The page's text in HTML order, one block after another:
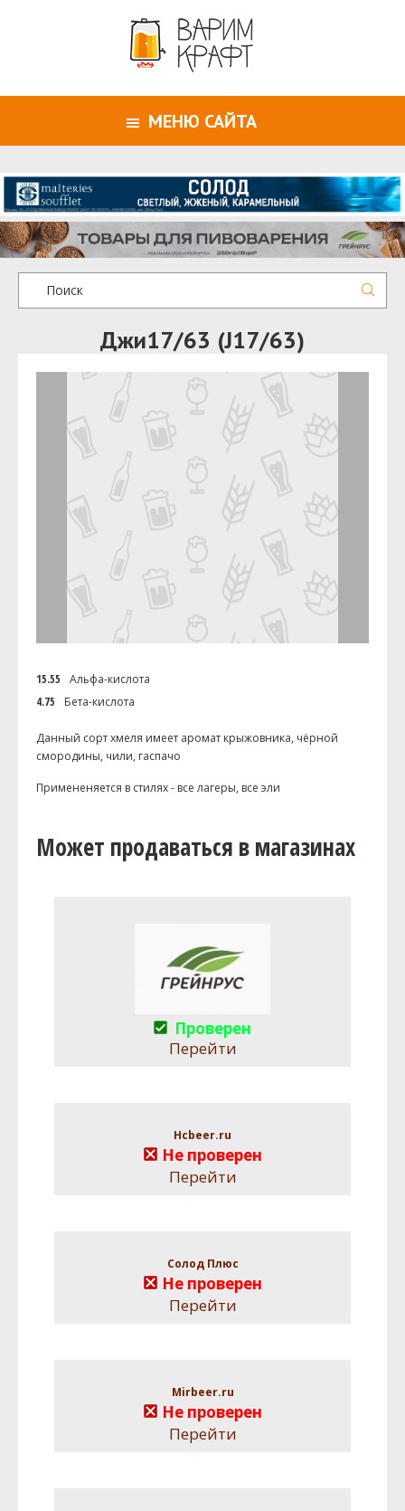
МЕНЮ САЙТА
Джи17/63 (J17/63)
15.55
Альфа-кислота
4.75
Бета-кислота
Данный сорт хмеля имеет аромат крыжовника, чёрной
смородины, чили, гаспачо
Примененяется в стилях - все лагеры, все эли
Может продаваться в магазинах
Проверен
Перейти
Hcbeer.ru
Не проверен
Перейти
Солод Плюс
Не проверен
Перейти
Mirbeer.ru
Не проверен
Перейти